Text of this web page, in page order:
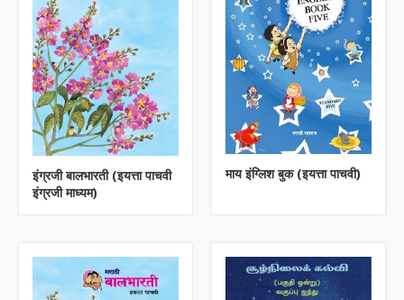
इंग्रजी बालभारती (इयत्ता पाचवी
इंग्रजी माध्यम)
माय इंग्लिश बुक (इयत्ता पाचवी)